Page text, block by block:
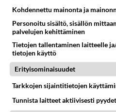
Luetuimmat: Aarne
yhdessä - Tätä moni
Danny, 83, teki
teon - Missä on 25-
Helmi Loukasmäki?
Kun yksi kauhallinen ei
syömättä!
Kohdennettu mainonta ja
Personoitu sisältö, sisällön
palvelujen kehittäminen
Tietojen tallentaminen laitteelle
tietojen käyttö
Erityisominaisuudet
Tarkkojen sijaintitietojen
Tunnista laitteet aktiivisesti